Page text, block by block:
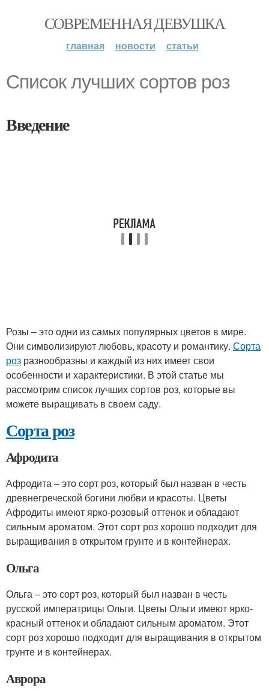
СОВРЕМЕННАЯ ДЕВУШКА
главная новости статьи
Список лучших сортов роз
Введение
Розы – это одни из самых популярных цветов в мире.
Они символизируют любовь, красоту и романтику. Сорта
роз разнообразны и каждый из них имеет свои
особенности и характеристики. В этой статье мы
рассмотрим список лучших сортов роз, которые вы
можете выращивать в своем саду.
Сорта роз
Афродита
Афродита – это сорт роз, который был назван в честь
древнегреческой богини любви и красоты. Цветы
Афродиты имеют ярко-розовый оттенок и обладают
сильным ароматом. Этот сорт роз хорошо подходит для
выращивания в открытом грунте и в контейнерах.
Ольга
Ольга – это сорт роз, который был назван в честь
русской императрицы Ольги. Цветы Ольги имеют ярко-
красный оттенок и обладают сильным ароматом. Этот
сорт роз хорошо подходит для выращивания в открытом
грунте и в контейнерах.
Аврора